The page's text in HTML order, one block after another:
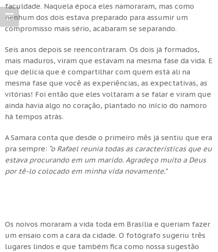
faculdade. Naquela época eles namoraram, mas como
nenhum dos dois estava preparado para assumir um
compromisso mais sério, acabaram se separando.
Seis anos depois se reencontraram. Os dois já formados,
mais maduros, viram que estavam na mesma fase da vida. E
que delícia que é compartilhar com quem está ali na
mesma fase que você as experiências, as expectativas, as
vitórias! Foi então que eles voltaram a se falar e viram que
ainda havia algo no coração, plantado no início do namoro
há tempos atrás.
A Samara conta que desde o primeiro mês já sentiu que era
pra sempre: “o Rafael reunia todas as características que eu
estava procurando em um marido. Agradeço muito a Deus
por tê-lo colocado em minha vida novamente.”
Os noivos moraram a vida toda em Brasília e queriam fazer
um ensaio com a cara da cidade. O fotógrafo sugeriu três
lugares lindos e que também fica como nossa sugestão